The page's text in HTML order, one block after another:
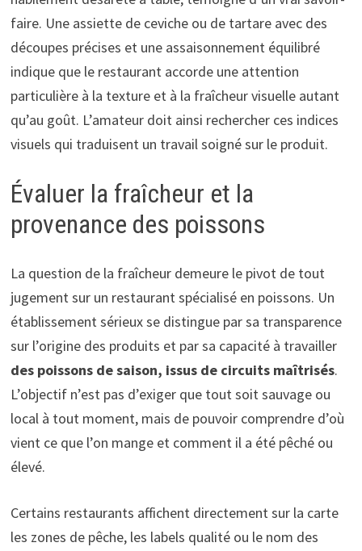
faire. Une assiette de ceviche ou de tartare avec des
découpes précises et une assaisonnement équilibré
indique que le restaurant accorde une attention
particulière à la texture et à la fraîcheur visuelle autant
qu’au goût. L’amateur doit ainsi rechercher ces indices
visuels qui traduisent un travail soigné sur le produit.
Évaluer la fraîcheur et la
provenance des poissons
La question de la fraîcheur demeure le pivot de tout
jugement sur un restaurant spécialisé en poissons. Un
établissement sérieux se distingue par sa transparence
sur l’origine des produits et par sa capacité à travailler
des poissons de saison, issus de circuits maîtrisés.
L’objectif n’est pas d’exiger que tout soit sauvage ou
local à tout moment, mais de pouvoir comprendre d’où
vient ce que l’on mange et comment il a été pêché ou
élevé.
Certains restaurants affichent directement sur la carte
les zones de pêche, les labels qualité ou le nom des